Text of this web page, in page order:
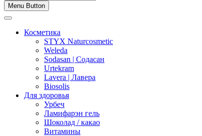
Menu Button
Косметика
STYX Naturcosmetic
Weleda
Sodasan | Содасан
Urtekram
Lavera | Лавера
Biosolis
Для здоровья
Урбеч
Ламифарэн гель
Шоколад / какао
Витамины